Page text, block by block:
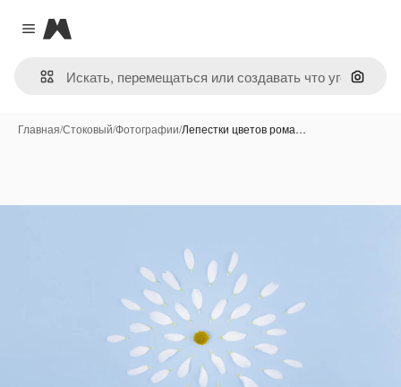
Close menu
Magnific
Поиск
Главная/Стоковый/Фотографии/Лепестки цветов рома…